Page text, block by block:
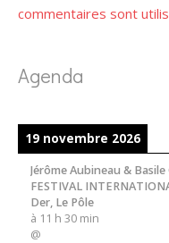
commentaires sont
Agenda
19 novembre 2026
Jérôme Aubineau &
FESTIVAL
Der, Le Pôle
à 11 h 30 min
@